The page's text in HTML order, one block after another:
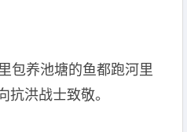
包养池塘的鱼都跑河里
抗洪战士致敬。